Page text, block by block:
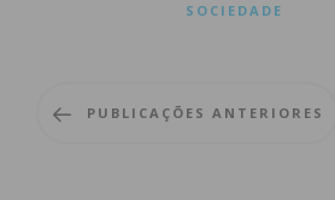
SOCIEDADE
PUBLICAÇÕES ANTERIORES